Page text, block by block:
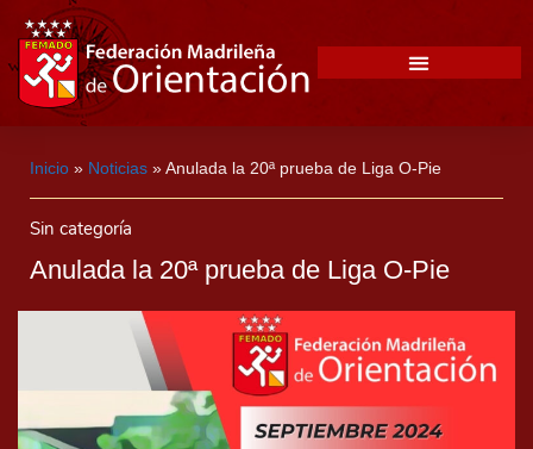
Inicio » Noticias »Anulada la 20ª prueba de Liga O-Pie
Sin categoría
Anulada la 20ª prueba de Liga O-Pie